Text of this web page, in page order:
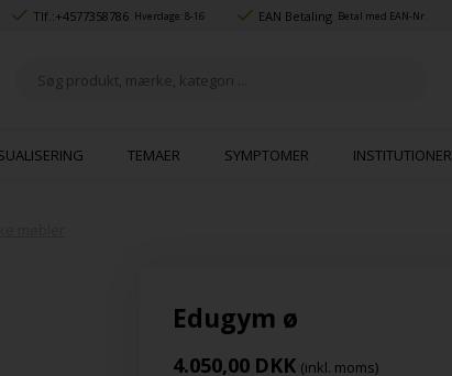
Tlf.:+4577358786 Hverdage: 8-16 EAN Betaling Betal med EAN-Nr.
TEMAER SYMPTOMER INSTITUTIONER
Edugym ø
4.050,00 DKK (inkl. moms)